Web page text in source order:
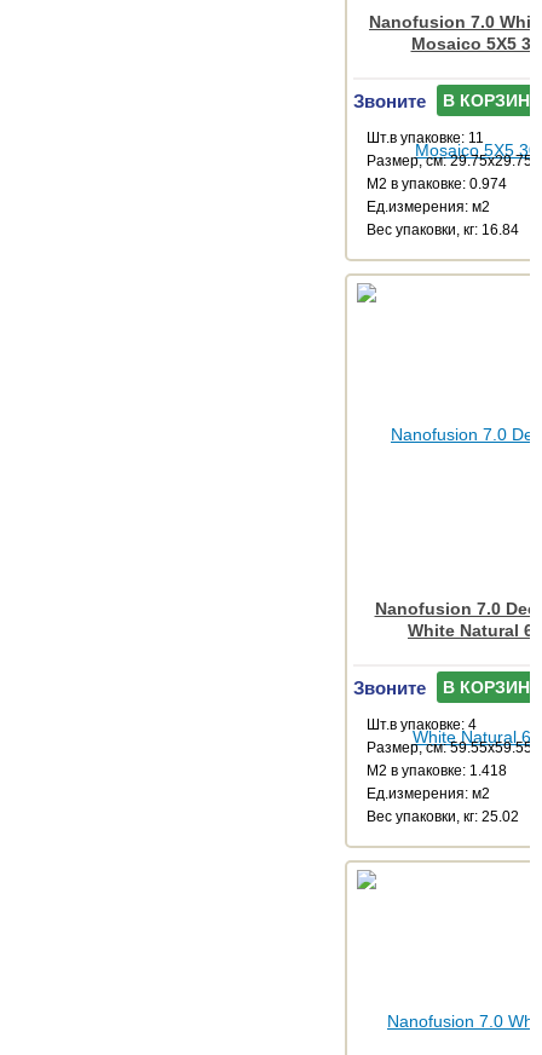
Nanofusion 7.0
Mosaico 5X5
Звоните В КОРЗИНУ
Шт.в упаковке: 11
Размер, см: 29.75x29.75
М2 в упаковке: 0.974
Ед.измерения: м2
Веc упаковки, кг: 16.84
Nanofusion 7.0
White Natural
Звоните В КОРЗИНУ
Шт.в упаковке: 4
Размер, см: 59.55x59.55
М2 в упаковке: 1.418
Ед.измерения: м2
Веc упаковки, кг: 25.02